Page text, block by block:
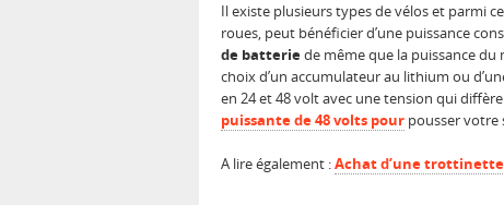
Il existe plusieurs types de vélos et parmi
roues, peut bénéficier d’une puissance
de batteriede même que la puissance
choix d’un accumulateur au lithium ou
en 24 et 48 volt avec une tension qui
puissante de 48 volts pour pousser votre
A lire également :Achat d’une